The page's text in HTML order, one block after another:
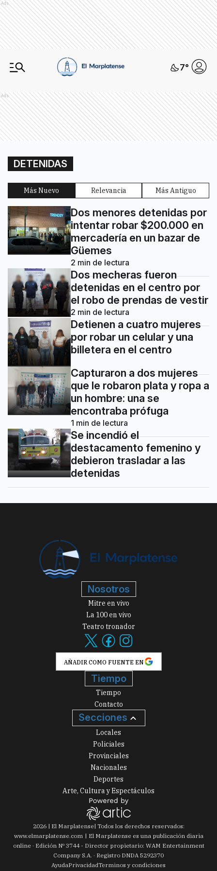
Ads
7°
Ads
DETENIDAS
Más Nuevo Relevancia Más Antiguo
Dos menores detenidas por
intentar robar $200.000 en
mercadería en un bazar de
Güemes
2 min de lectura
Dos mecheras fueron
detenidas en el centro por
el robo de prendas de vestir
2 min de lectura
Detienen a cuatro mujeres
por robar un celular y una
billetera en el centro
Capturaron a dos mujeres
que le robaron plata y ropa a
un hombre: una se
encontraba prófuga
1 min de lectura
Se incendió el
destacamento femenino y
debieron trasladar a las
detenidas
Nosotros
Mitre en vivo
La 100 en vivo
Teatro tronador
AÑADIR COMO FUENTE EN
Tiempo
Tiempo
Contacto
Secciones
Locales
Policiales
Provinciales
Nacionales
Deportes
Arte, Cultura y Espectáculos
2026| El Marplatense| Todos los derechos reservados:
www.elmarplatense.com
El Marplatense es una publicación diaria
online · Edición Nº 3744- Director propietario: WAM Entertainment
Company S.A. · Registro DNDA 5292370
AyudaPrivacidadTerminos y condiciones